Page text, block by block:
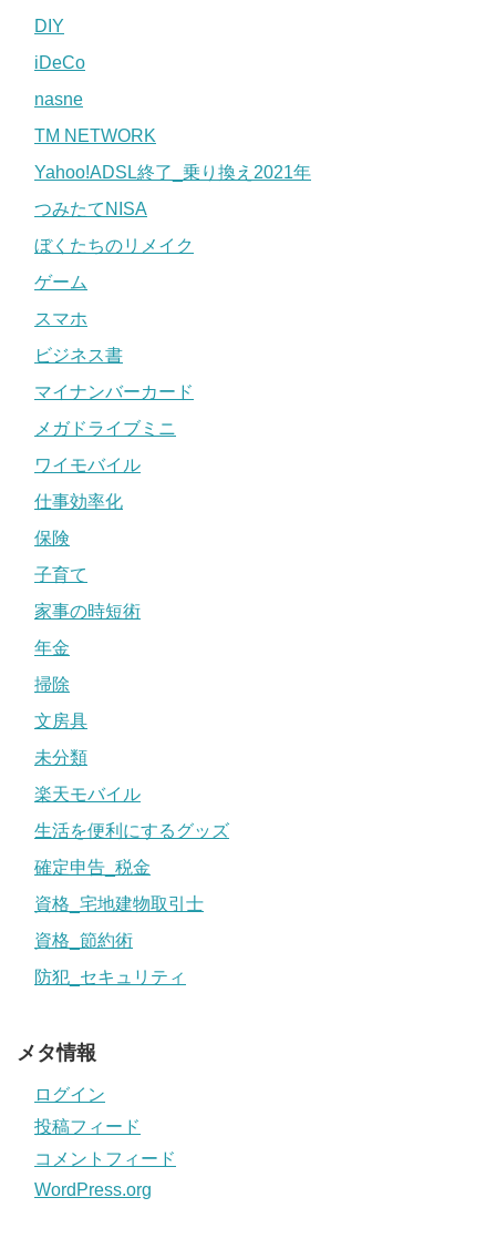
DIY
iDeCo
nasne
TM NETWORK
Yahoo!ADSL終了_乗り換え2021年
つみたてNISA
ぼくたちのリメイク
ゲーム
スマホ
ビジネス書
マイナンバーカード
メガドライブミニ
ワイモバイル
仕事効率化
保険
子育て
家事の時短術
年金
掃除
文房具
未分類
楽天モバイル
生活を便利にするグッズ
確定申告_税金
資格_宅地建物取引士
資格_節約術
防犯_セキュリティ
メタ情報
ログイン
投稿フィード
コメントフィード
WordPress.org